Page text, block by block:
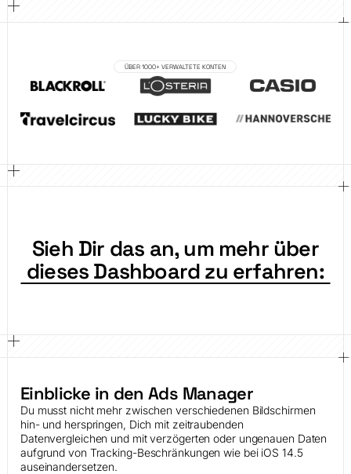
ÜBER 1000+ VERWALTETE KONTEN
Sieh Dir das an, um mehr über
dieses Dashboard zu erfahren:
Einblicke in den Ads Manager
Du musst nicht mehr zwischen verschiedenen Bildschirmen
hin- und herspringen, Dich mit zeitraubenden
Datenvergleichen und mit verzögerten oder ungenauen Daten
aufgrund von Tracking-Beschränkungen wie bei iOS 14.5
auseinandersetzen.